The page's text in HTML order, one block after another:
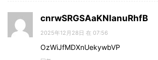
cnrwSRGSAaKNlanuRhfB
2025年12月28日 在 07:56
OzWiJfMDXnUekywbVP